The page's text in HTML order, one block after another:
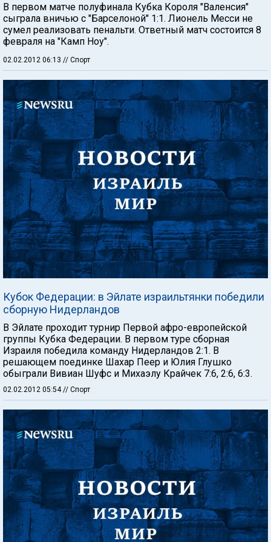
В первом матче полуфинала Кубка Короля "Валенсия"
сыграла вничью с "Барселоной" 1:1. Лионель Месси не
сумел реализовать пенальти. Ответный матч состоится 8
февраля на "Камп Ноу".
02.02.2012 06:13 // Спорт
Кубок Федерации: в Эйлате израильтянки победили
сборную Нидерландов
В Эйлате проходит турнир Первой афро-европейской
группы Кубка Федерации. В первом туре сборная
Израиля победила команду Нидерландов 2:1. В
решающем поединке Шахар Пеер и Юлия Глушко
обыграли Вивиан Шуфс и Михаэлу Крайчек 7:6, 2:6, 6:3.
02.02.2012 05:54// Спорт